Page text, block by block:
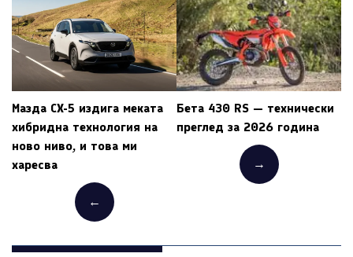
Мазда CX-5 издига меката
хибридна технология на
ново ниво, и това ми
харесва
←
Бета 430 RS — технически
преглед за 2026 година
→